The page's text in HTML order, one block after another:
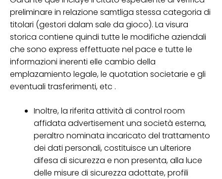
preliminare in relazione samtliga stessa categoria di
titolari (gestori dalam sale da gioco). La visura
storica contiene quindi tutte le modifiche aziendali
che sono express effettuate nel pace e tutte le
informazioni inerenti elle cambio della
emplazamiento legale, le quotation societarie e gli
eventuali trasferimenti, etc .
Inoltre, la riferita attività di control room
affidata advertisement una società esterna,
peraltro nominata incaricato del trattamento
dei dati personali, costituisce un ulteriore
difesa di sicurezza e non presenta, alla luce
delle misure di sicurezza adottate, profili